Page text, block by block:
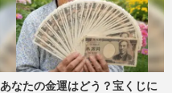
あなたの金運はどう？宝くじに